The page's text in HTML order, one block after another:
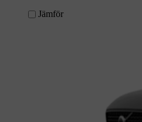
Jämför